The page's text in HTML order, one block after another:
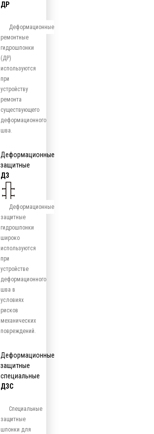
ДР
Деформационные
ремонтные
гидрошпонки
(ДР)
используются
при
устройству
ремонта
существующего
деформационного
шва.
Деформационные
защитные
ДЗ
Деформационные
защитные
гидрошпонки
широко
используются
при
устройстве
деформационного
шва в
условиях
рисков
механических
повреждений.
Деформационные
защитные
специальные
ДЗС
Специальные
защитные
шпонки для